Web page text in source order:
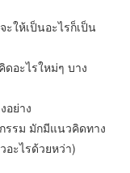
ให้เป็นอะไรก็เป็น
อะไรใหม่ๆ บาง
อย่าง
รรม มักมีแนวคิดทาง
อะไรด้วยหว่า)